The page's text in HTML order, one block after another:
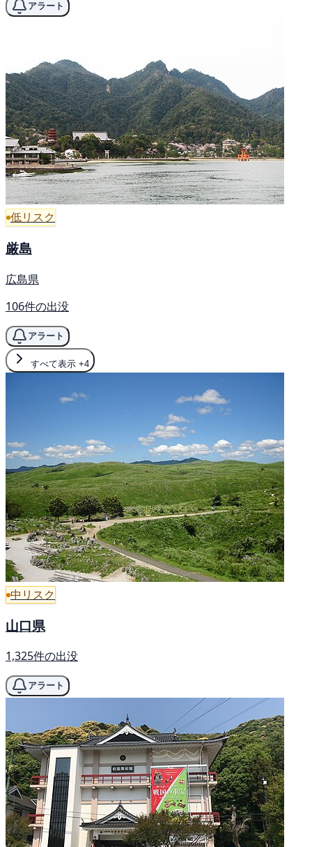
アラート
低リスク
厳島
広島県
106件の出没
アラート
すべて表示 +4
中リスク
山口県
1,325件の出没
アラート